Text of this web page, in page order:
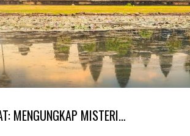
MENGUNGKAP MISTERI…